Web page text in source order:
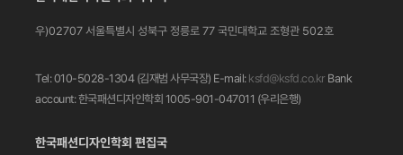
우)02707 서울특별시 성북구 정릉로 77 국민대학교 조형관 502호
Tel: 010-5028-1304 (김재범 사무국장) E-mail: ksfd@ksfd.co.kr Bank
account: 한국패션디자인학회 1005-901-047011 (우리은행)
한국패션디자인학회 편집국